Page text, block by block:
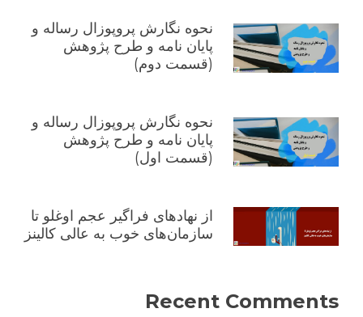
نحوه نگارش پروپوزال رساله و
پایان نامه و طرح پژوهش
(قسمت دوم)
نحوه نگارش پروپوزال رساله و
پایان نامه و طرح پژوهش
(قسمت اول)
از نهادهای فراگیر عجم اوغلو تا
سازمان‌های خوب به عالی کالینز
Recent Comments